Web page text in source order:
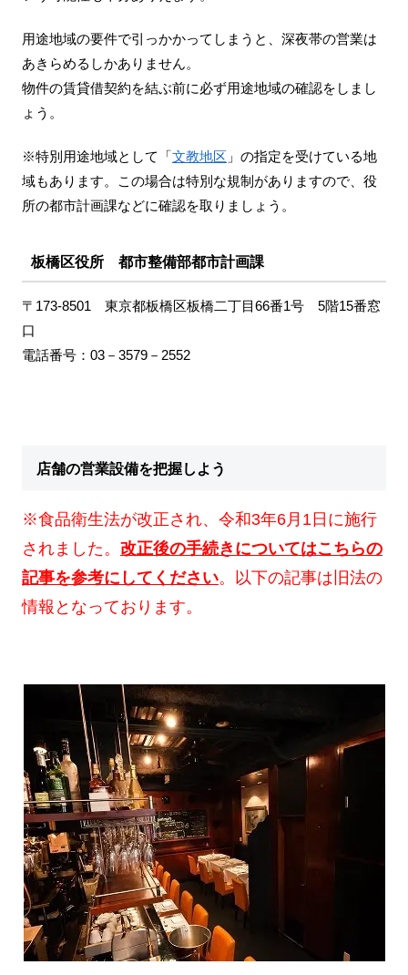
用途地域の要件で引っかかってしまうと、深夜帯の営業は
あきらめるしかありません。
物件の賃貸借契約を結ぶ前に必ず用途地域の確認をしまし
ょう。
※特別用途地域として「文教地区 」の指定を受けている地
域もあります。この場合は特別な規制がありますので、役
所の都市計画課などに確認を取りましょう。
板橋区役所 都市整備部都市計画課
〒173-8501 東京都板橋区板橋二丁目66番1号 5階15番窓
口
電話番号：03－3579－2552
店舗の営業設備を把握しよう
※食品衛生法が改正され、令和3年6月1日に施行
されました。 改正後の手続きについてはこちらの
記事を参考にしてください。以下の記事は旧法の
情報となっております。